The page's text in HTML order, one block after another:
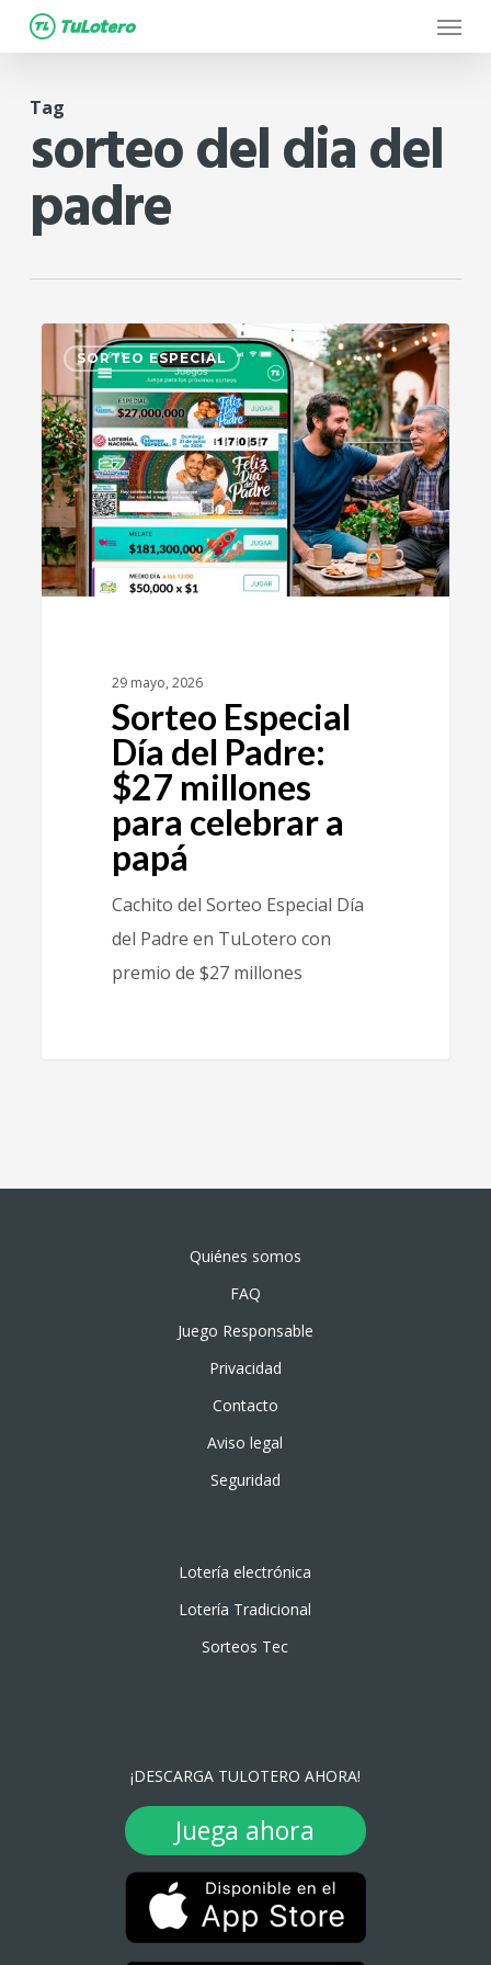
Skip
to
content
Menu
Tag
sorteo del dia del
padre
SORTEO ESPECIAL
29 mayo, 2026
Sorteo Especial
Día del Padre:
$27 millones
para celebrar a
papá
Cachito del Sorteo Especial Día
del Padre en TuLotero con
premio de $27 millones
0
Quiénes somos
FAQ
Juego Responsable
Privacidad
Contacto
Aviso legal
Seguridad
Lotería electrónica
Lotería Tradicional
Sorteos Tec
¡DESCARGA TULOTERO AHORA!
Juega ahora